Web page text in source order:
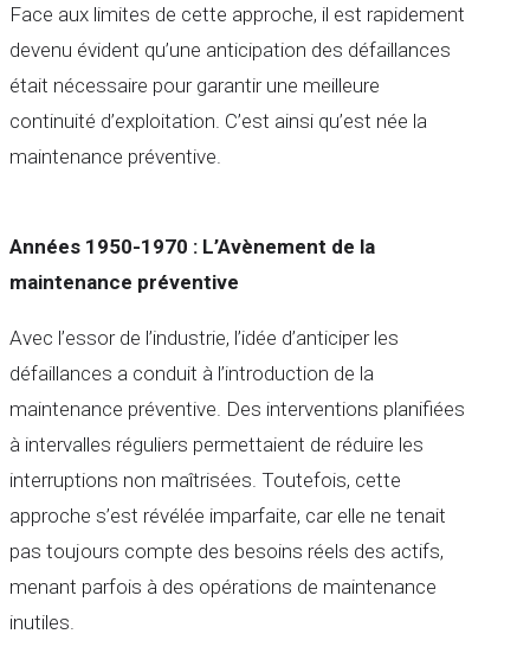
Face aux limites de cette approche, il est rapidement
devenu évident qu’une anticipation des défaillances
était nécessaire pour garantir une meilleure
continuité d’exploitation. C’est ainsi qu’est née la
maintenance préventive.
Années 1950-1970 : L’Avènement de la
maintenance préventive
Avec l’essor de l’industrie, l’idée d’anticiper les
défaillances a conduit à l’introduction de la
maintenance préventive. Des interventions planifiées
à intervalles réguliers permettaient de réduire les
interruptions non maîtrisées. Toutefois, cette
approche s’est révélée imparfaite, car elle ne tenait
pas toujours compte des besoins réels des actifs,
menant parfois à des opérations de maintenance
inutiles.